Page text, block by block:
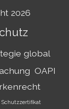
2026
global
OAPI
Schutzzertifikat